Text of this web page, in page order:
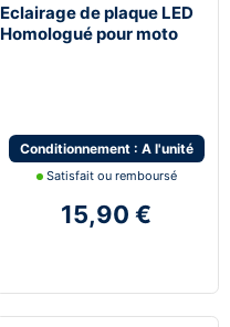
Eclairage de plaque LED
Homologué pour moto
Conditionnement : A l'unité
Satisfait ou remboursé
15,90 €